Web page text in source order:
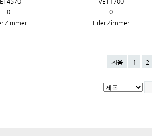
0
Zimmer
0
Erler Zimmer
처음 1 2